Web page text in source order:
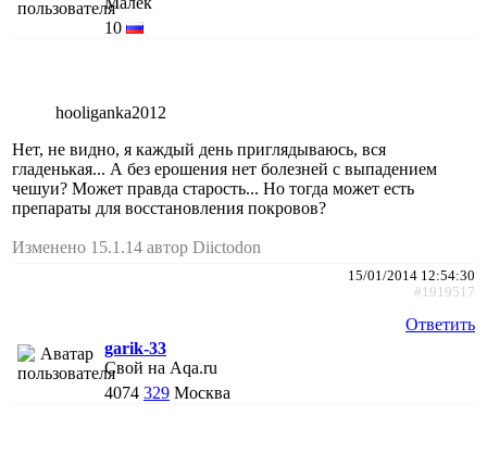
10
hooliganka2012
Нет, не видно, я каждый день приглядываюсь, вся
гладенькая... А без ерошения нет болезней с выпадением
чешуи? Может правда старость... Но тогда может есть
препараты для восстановления покровов?
Изменено 15.1.14 автор Diictodon
15/01/2014 12:54:30
#1919517
Ответить
garik-33
Свой на Aqa.ru
4074 329 Москва